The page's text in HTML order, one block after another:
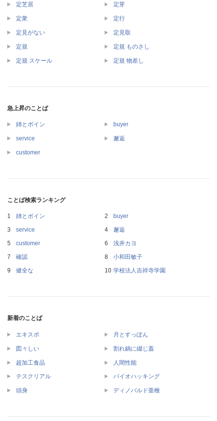
定芝居 定芽
定衆 定行
定見がない 定見取
定規 定規 ものさし
定規 スケール 定規 物差し
急上昇のことば
姉とボイン buyer
service 邂逅
customer
ことば検索ランキング
姉とボイン
buyer
service
邂逅
customer
浅井カヨ
確認
小和田敏子
健全な
学校法人吉祥寺学園
新着のことば
エキスポ 月とすっぽん
図々しい 割れ鍋に綴じ蓋
超加工食品 人間性能
テスクリアル バイオハッキング
頭身 ディノバルド亜種